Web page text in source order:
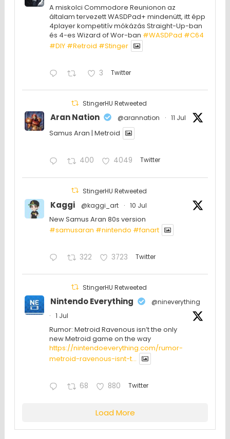
A miskolci Commodore Reunionon az
általam tervezett WASDPad+ mindenütt, itt épp
4player kompetitív mókázás Straight-Up-ban
és 4-es Wizard of Wor-ban #WASDPad #C64
#DIY #Retroid #Stinger
3 Twitter
StingerHU Retweeted
Aran Nation @arannation · 11 Jul
Samus Aran | Metroid
400 4049 Twitter
StingerHU Retweeted
Kaggi @kaggi_art · 10 Jul
New Samus Aran 80s version
#samusaran #nintendo #fanartㅤㅤㅤㅤ
322 3723 Twitter
StingerHU Retweeted
Nintendo Everything
@nineverything
·
1 Jul
Rumor: Metroid Ravenous isn’t the only
new Metroid game on the way
https://nintendoeverything.com/rumor-
metroid-ravenous-isnt-t...
68 880 Twitter
Load More